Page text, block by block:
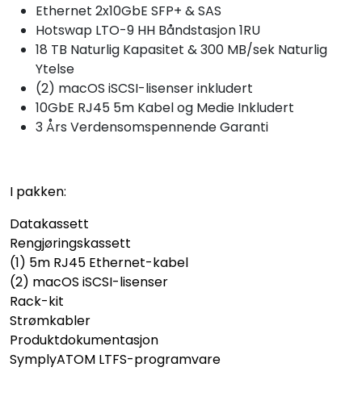
Ethernet 2x10GbE SFP+ & SAS
Hotswap LTO-9 HH Båndstasjon 1RU
18 TB Naturlig Kapasitet & 300 MB/sek Naturlig
Ytelse
(2) macOS iSCSI-lisenser inkludert
10GbE RJ45 5m Kabel og Medie Inkludert
3 Års Verdensomspennende Garanti
I pakken:
Datakassett
Rengjøringskassett
(1) 5m RJ45 Ethernet-kabel
(2) macOS iSCSI-lisenser
Rack-kit
Strømkabler
Produktdokumentasjon
SymplyATOM LTFS-programvare